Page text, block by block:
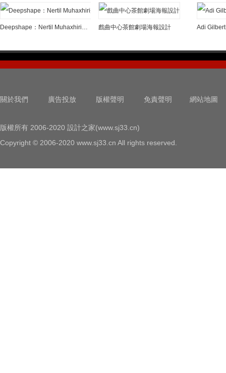
Deepshape：Nertil Muhaxhiri幾何風格海報設計 戲曲中心茶館劇場海報設計
關於我們 廣告投放 版權聲明 免責聲明 網站地圖
版權所有 2006-2020 設計之家(www.sj33.cn)
Copyright © 2006-2020 www.sj33.cn All rights reserved.